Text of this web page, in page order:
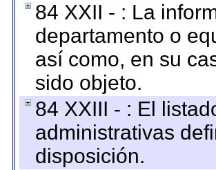
84 XXII - : La
departamento o
así como, en su
sido objeto.
84 XXIII - : El
administrativas
disposición.